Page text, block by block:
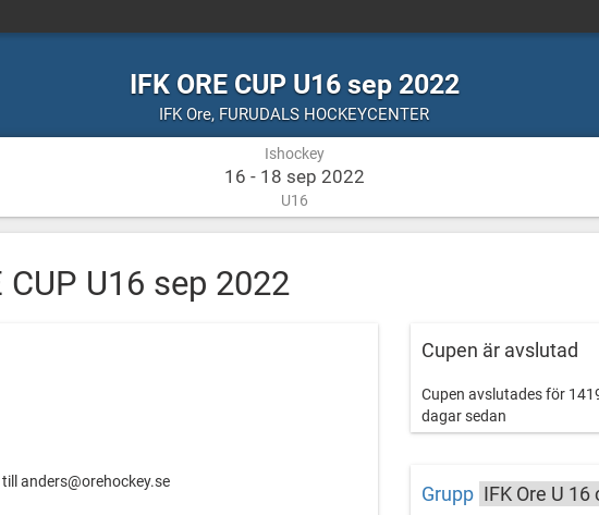
IFK ORE CUP U16 sep 2022
IFK Ore, Ishockey
FURUDALS HOCKEYCENTERFURUDALS
HOCKEYCENTER
Ishockey
16 - 18 sep 2022
U16
CUP U16 sep 2022
anders@orehockey.se
Cupen är avslutad
Cupen avslutades för
dagar sedan
Grupp